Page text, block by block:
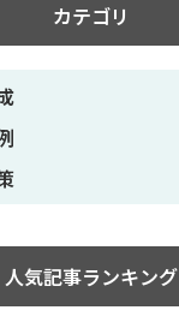
カテゴリ
人気記事ランキング